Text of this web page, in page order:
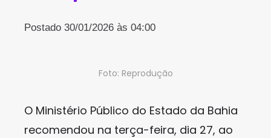
Postado 30/01/2026 às 04:00
Foto: Reprodução
O Ministério Público do Estado da Bahia
recomendou na terça-feira, dia 27, ao